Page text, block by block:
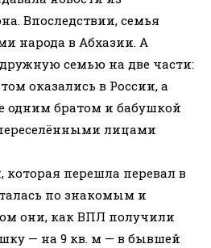
Впоследствии, семья
народа в Абхазии. А
семью на две части:
оказались в России, а
одним братом и бабушкой
лицами
которая перешла перевал в
по знакомым и
они, как ВПЛ получили
— на 9 кв. м — в бывшей